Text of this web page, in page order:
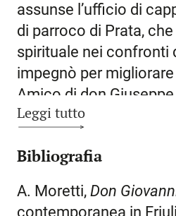
assunse l’ufficio di
di parroco di Prata,
spirituale nei confronti
impegnò per
Amico di don
cultura sociale»,
lavoratori. Nel 1901
comportamento dei
Leggi tutto
Bibliografia
A. Moretti, Don
contemporanea in